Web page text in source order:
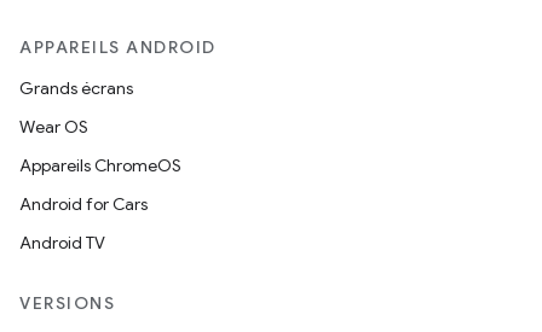
APPAREILS ANDROID
Grands écrans
Wear OS
Appareils ChromeOS
Android for Cars
Android TV
VERSIONS